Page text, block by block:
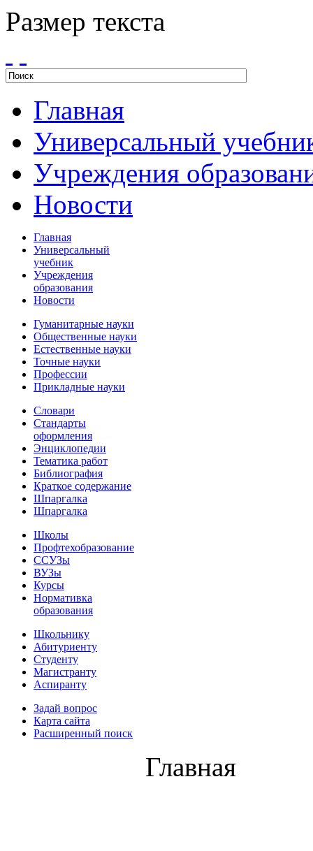
Размер текста
Главная
Универсальный
Учреждения
Новости
Главная
Универсальный
учебник
Учреждения
образования
Новости
Гуманитарные науки
Общественные науки
Естественные науки
Точные науки
Профессии
Прикладные науки
Словари
Стандарты
оформления
Энциклопедии
Тематика работ
Библиография
Краткое содержание
Шпаргалка
Шпаргалка
Школы
Профтехобразование
ССУЗы
ВУЗы
Курсы
Нормативка
образования
Школьнику
Абитуриенту
Студенту
Магистранту
Аспиранту
Задай вопрос
Карта сайта
Расширенный поиск
Главная